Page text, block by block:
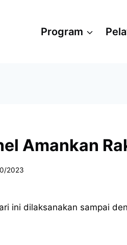
Program
Amankan
2023
ini dilaksanakan sampai